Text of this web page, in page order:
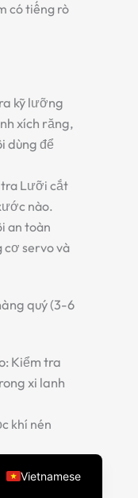
có tiếng rò
kỹ lưỡng
xích răng,
dùng để
Lưỡi cắt
nào.
an toàn
cơ servovà
quý (3-6
Kiểm tra
xi lanh
khí nén
trong điều
tục
Vietnamese
Portuguese
Arabic